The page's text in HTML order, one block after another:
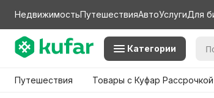
НедвижимостьПутешествияАвтоУслугиДля
Категории
Путешествия Товары с Куфар Рассрочкой